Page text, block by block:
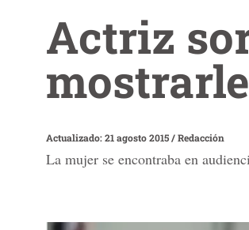
Actriz
Actualizado: 21 agosto 2015/Redacción
La mujer se encontraba en